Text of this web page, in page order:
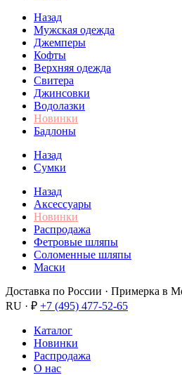
Назад
Мужская одежда
Джемперы
Кофты
Верхняя одежда
Свитера
Джинсовки
Водолазки
Новинки
Бадлоны
Назад
Сумки
Назад
Аксессуары
Новинки
Распродажа
Фетровые шляпы
Соломенные шляпы
Маски
Доставка по России · Примерка в
RU · ₽ +7 (495) 477-52-65
Каталог
Новинки
Распродажа
О нас